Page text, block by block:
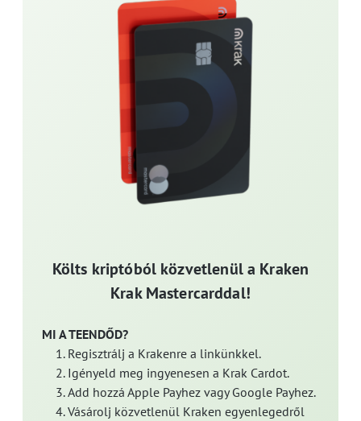
Költs kriptóból közvetlenül a Kraken
Krak Mastercarddal!
MI A TEENDŐD?
Regisztrálj a Krakenre a linkünkkel.
Igényeld meg ingyenesen a Krak Cardot.
Add hozzá Apple Payhez vagy Google Payhez.
Vásárolj közvetlenül Kraken egyenlegedről